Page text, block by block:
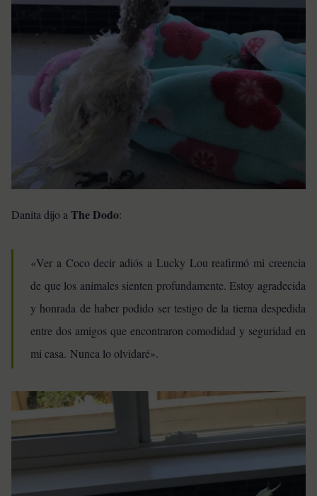
Danita dijo a The Dodo:
«Ver a Coco decir adiós a Lucky Lou reafirmó mi creencia
de que los animales sienten profundamente. Estoy agradecida
y honrada de haber podido ser testigo de la tierna despedida
entre dos amigos que encontraron comodidad y seguridad en
mi casa. Nunca lo olvidaré».